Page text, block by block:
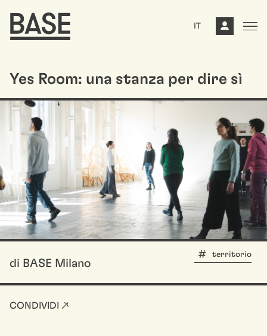
IT
Yes Room: una stanza per dire sì
di BASE Milano
territorio
CONDIVIDI ↗